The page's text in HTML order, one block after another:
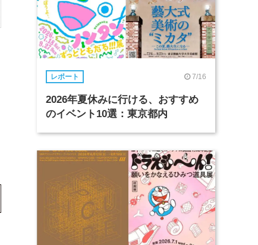
レポート 7/16
2026年夏休みに行ける、おすすめ
のイベント10選：東京都内